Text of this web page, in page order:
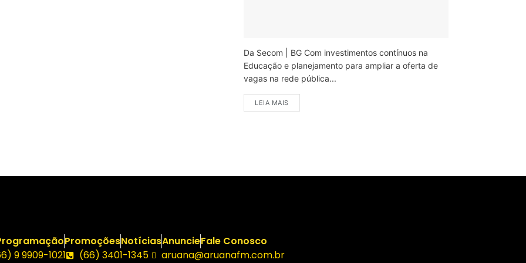
Da Secom | BG Com investimentos contínuos na
Educação e planejamento para ampliar a oferta de
vagas na rede pública...
LEIA MAIS
PromoçõesNotíciasAnuncieFale Conosco
9 9909-1021
(66) 3401-1345 aruana@aruanafm.com.br